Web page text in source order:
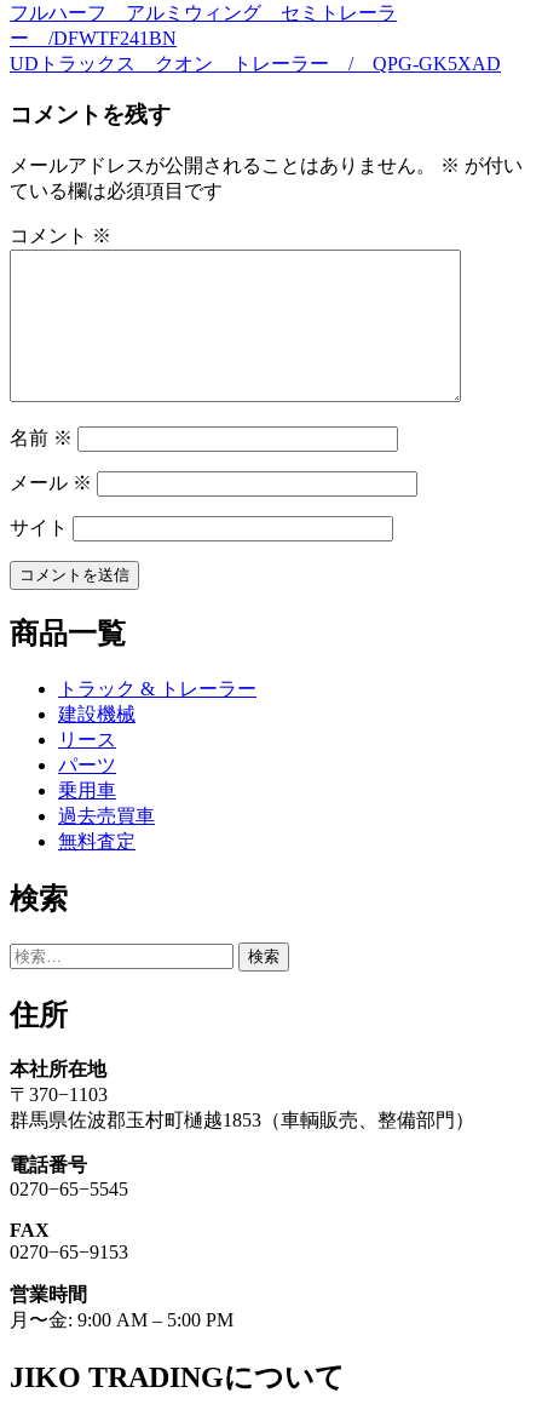
投
稿
ビ
ゲ
シ
フルハーフ アルミウィング セミトレーラ
ー /DFWTF241BN
UDトラックス クオン トレーラー / QPG-GK5XAD
コメントを残す
メールアドレスが公開されることはありません。 ※ が付い
ている欄は必須項目です
コメント ※
名前 ※
メール ※
サイト
商品一覧
トラック & トレーラー
建設機械
リース
パーツ
乗用車
過去売買車
無料査定
検索
検
住所
本社所在地
〒370−1103
群馬県佐波郡玉村町樋越1853（車輌販売、整備部門）
電話番号
0270−65−5545
FAX
0270−65−9153
営業時間
月〜金: 9:00 AM – 5:00 PM
JIKO TRADINGについて